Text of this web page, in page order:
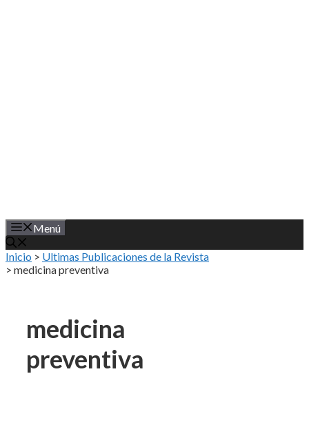
Menú
Inicio > Ultimas Publicaciones de la Revista
> medicina preventiva
medicina
preventiva